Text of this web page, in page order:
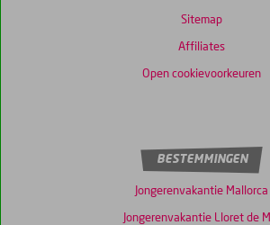
Sitemap
Affiliates
Open cookievoorkeuren
BESTEMMINGEN
Jongerenvakantie Mallorca
Jongerenvakantie Lloret de